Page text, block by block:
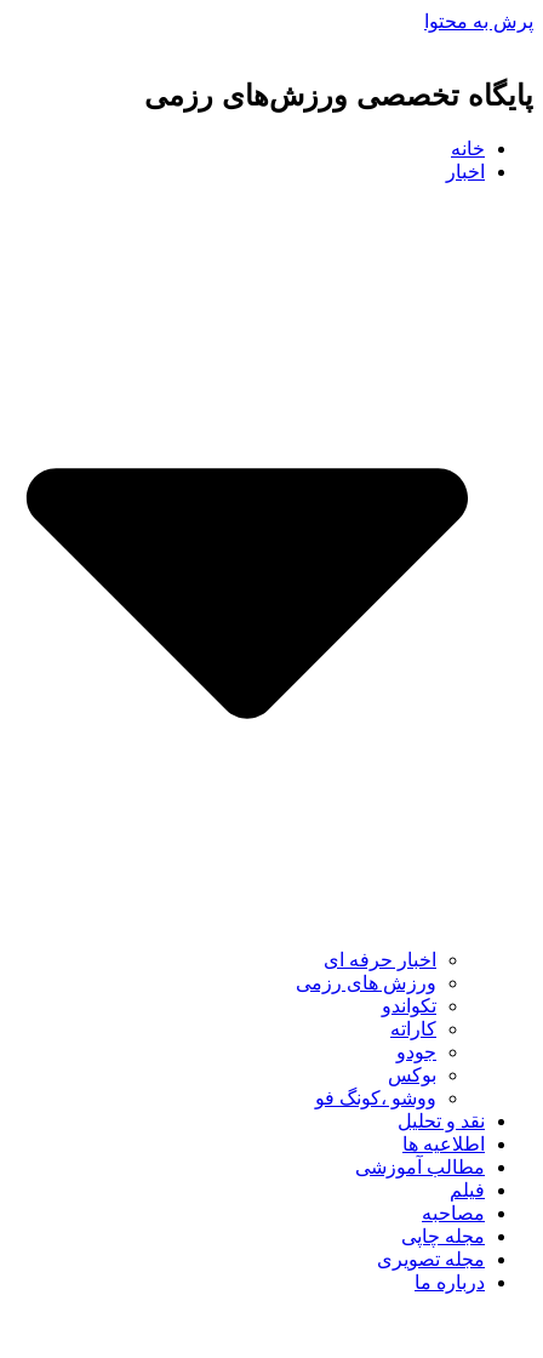
پرش به محتوا
پایگاه تخصصی ورزش‌های رزمی
خانه
اخبار
اخبار حرفه ای
ورزش های رزمی
تکواندو
کاراته
جودو
بوکس
ووشو ،کونگ فو
نقد و تحلیل
اطلاعیه ها
مطالب آموزشی
فیلم
مصاحبه
مجله چاپی
مجله تصویری
درباره ما